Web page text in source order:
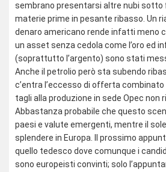
sembrano presentarsi altre nubi sotto
materie prime in pesante ribasso. Un
denaro americano rende infatti meno
un asset senza cedola come l’oro ed
(soprattutto l’argento) sono stati
Anche il petrolio però sta subendo
c’entra l’eccesso di offerta
tagli alla produzione in sede Opec non
Abbastanza probabile che questo
paesi e valute emergenti, mentre il
splendere in Europa. Il prossimo
quello tedesco dove comunque i
sono europeisti convinti; solo